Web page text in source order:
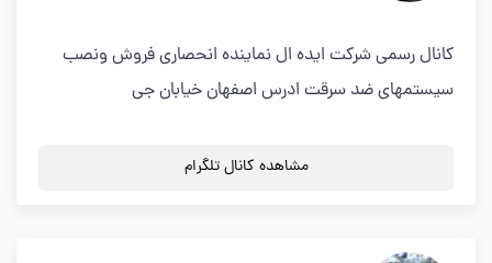
کانال رسمی شرکت ایده ال نماینده انحصاری فروش ونصب
سیستمهای ضد سرقت ادرس اصفهان خیابان جی
مشاهده کانال تلگرام